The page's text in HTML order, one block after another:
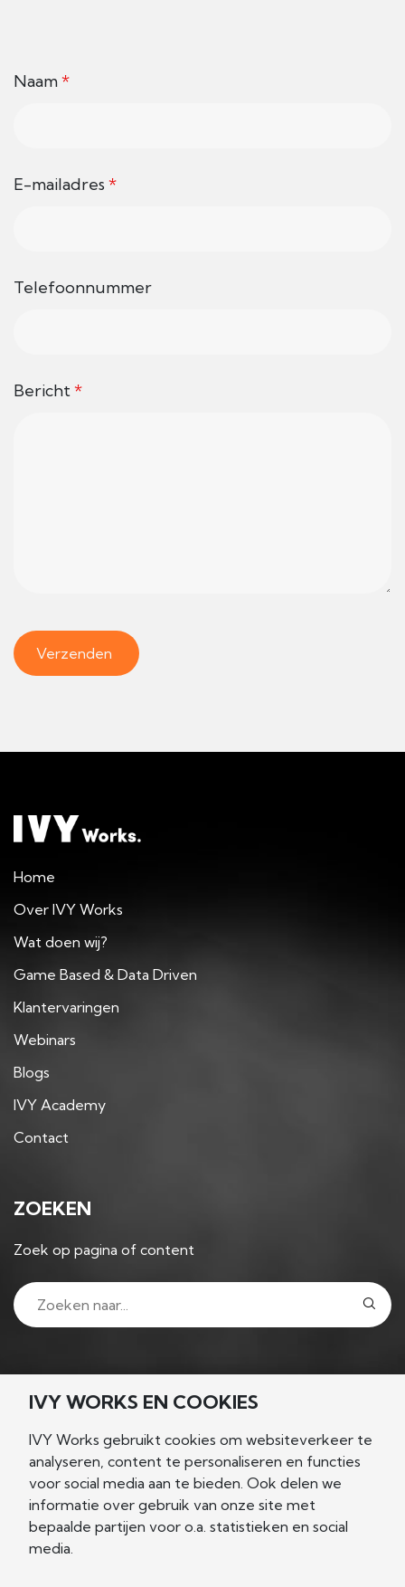
Naam*
E-mailadres *
Telefoonnummer
Bericht*
Home
Over IVY Works
Wat doen wij?
Game Based & Data Driven
Klantervaringen
Webinars
Blogs
IVY Academy
Contact
ZOEKEN
Zoek op pagina of content
NIEUWSGIERIG?
Let's connect!
IVY WORKS EN COOKIES
IVY Works gebruikt cookies om websiteverkeer te
analyseren, content te personaliseren en functies
voor social media aan te bieden. Ook delen we
informatie over gebruik van onze site met
bepaalde partijen voor o.a. statistieken en social
media.